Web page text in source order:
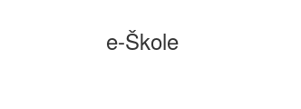
e-Škole